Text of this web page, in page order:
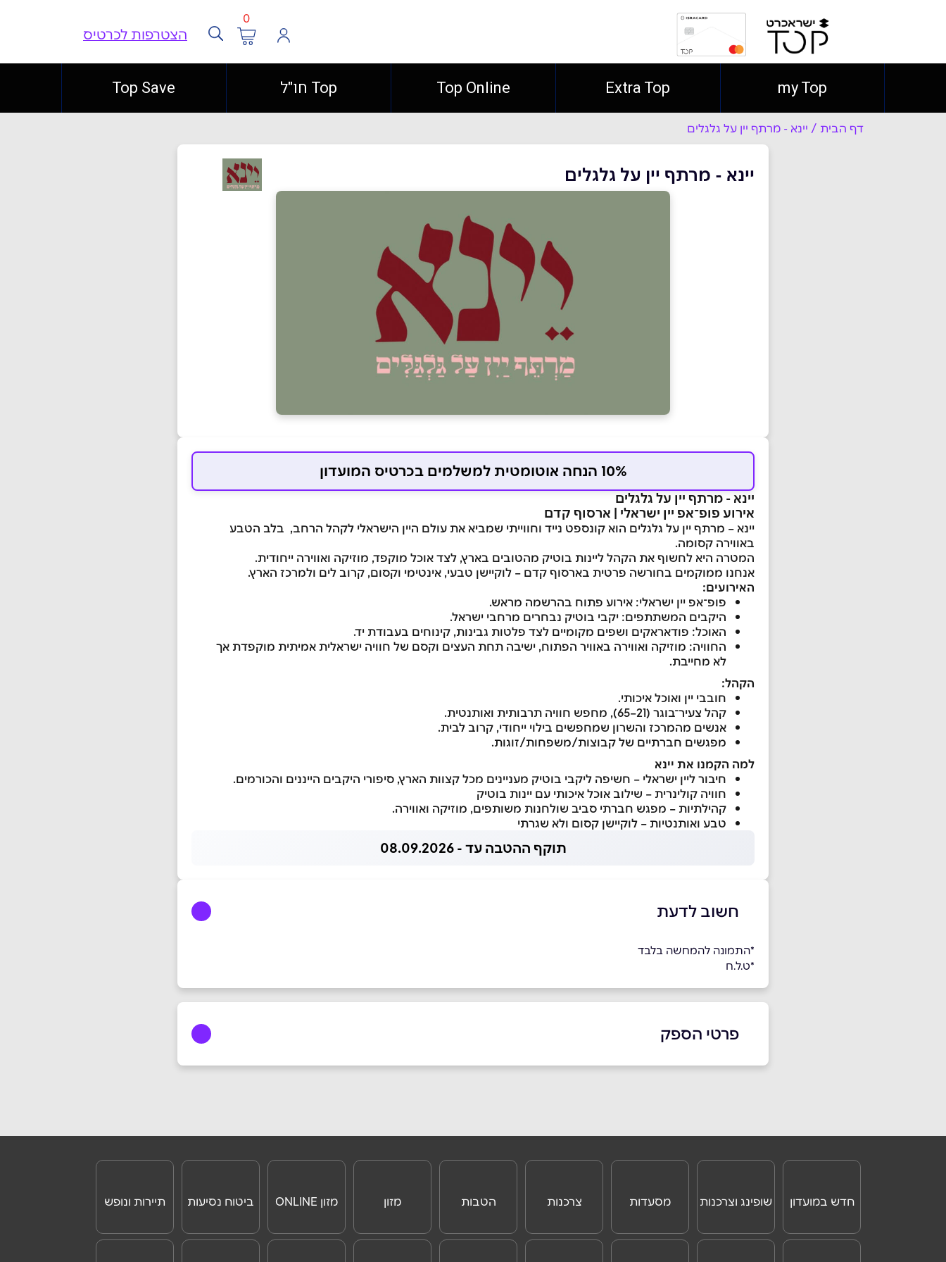
הצטרפות לכרטיס
0
Top Save Top חו"ל Top Online Extra Top my Top
דף הבית / יינא - מרתף יין על גלגלים
יינא - מרתף יין על גלגלים
10% הנחה אוטומטית למשלמים בכרטיס המועדון
יינא - מרתף יין על גלגלים
אירוע פופ־אפ יין ישראלי | ארסוף קדם
יינא – מרתף יין על גלגלים הוא קונספט נייד וחווייתי שמביא את עולם היין הישראלי לקהל הרחב, בלב הטבע
באווירה קסומה.
המטרה היא לחשוף את הקהל ליינות בוטיק מהטובים בארץ, לצד אוכל מוקפד, מוזיקה ואווירה ייחודית.
אנחנו ממוקמים בחורשה פרטית בארסוף קדם – לוקיישן טבעי, אינטימי וקסום, קרוב לים ולמרכז הארץ.
האירועים:
פופ־אפ יין ישראלי: אירוע פתוח בהרשמה מראש.
היקבים המשתתפים: יקבי בוטיק נבחרים מרחבי ישראל.
האוכל: פודאראקים ושפים מקומיים לצד פלטות גבינות, קינוחים בעבודת יד.
החוויה: מוזיקה ואווירה באוויר הפתוח, ישיבה תחת העצים וקסם של חוויה ישראלית אמיתית מוקפדת אך
לא מחייבת.
הקהל:
חובבי יין ואוכל איכותי.
קהל צעיר־בוגר (21–65), מחפש חוויה תרבותית ואותנטית.
אנשים מהמרכז והשרון שמחפשים בילוי ייחודי, קרוב לבית.
מפגשים חברתיים של קבוצות/משפחות/זוגות.
למה הקמנו את יינא
חיבור ליין ישראלי – חשיפה ליקבי בוטיק מעניינים מכל קצוות הארץ, סיפורי היקבים הייננים והכורמים.
חוויה קולינרית – שילוב אוכל איכותי עם יינות בוטיק
קהילתיות – מפגש חברתי סביב שולחנות משותפים, מוזיקה ואווירה.
טבע ואותנטיות – לוקיישן קסום ולא שגרתי
תוקף ההטבה עד - 08.09.2026
חשוב לדעת
*התמונה להמחשה בלבד
*ט.ל.ח
פרטי הספק
טלפון* אימייל *
נושא*
אנא חזרו אלי בקשר ל...
חדש במועדון שופינג וצרכנות מסעדות
צרכנות
הטבות
מזון מזון ONLINE
ביטוח נסיעות
תיירות ונופש